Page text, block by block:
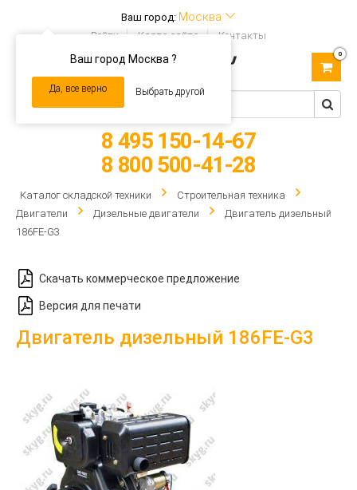
Ваш город: Москва
Ваш город Москва ?
Да, все верно Выбрать другой
Войти Карта сайта Контакты
navigation
0
8 495 150-14-67
8 800 500-41-28
Каталог складской техники
Строительная техника
Двигатели
Дизельные двигатели
Двигатель дизельный
186FЕ-G3
Скачать коммерческое предложение
Версия для печати
Двигатель дизельный 186FЕ-G3